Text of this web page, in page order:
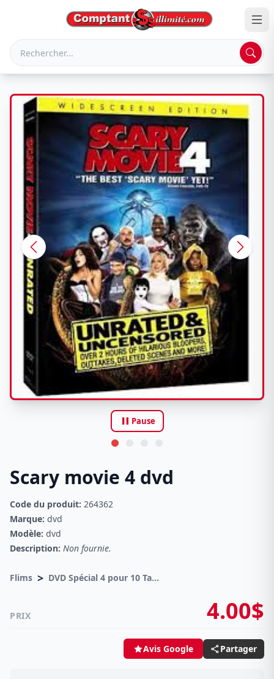
pause Pause
Scary movie 4 dvd
Code du produit: 264362
Marque: dvd
Modèle: dvd
Description: Non fournie.
Flims > DVD Spécial 4 pour 10 Taxes incluses sur -4.00$
PRIX 4.00$
Avis Google Partager